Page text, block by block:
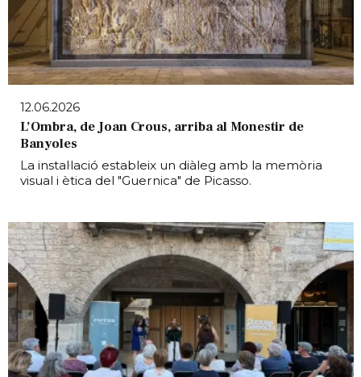
12.06.2026
L’Ombra, de Joan Crous, arriba al Monestir de
Banyoles
La instal·lació estableix un diàleg amb la memòria
visual i ètica del "Guernica" de Picasso.